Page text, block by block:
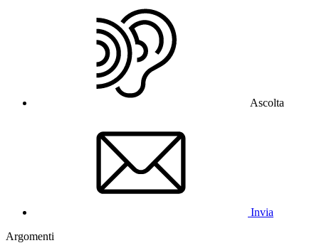
Ascolta
Invia
Argomenti